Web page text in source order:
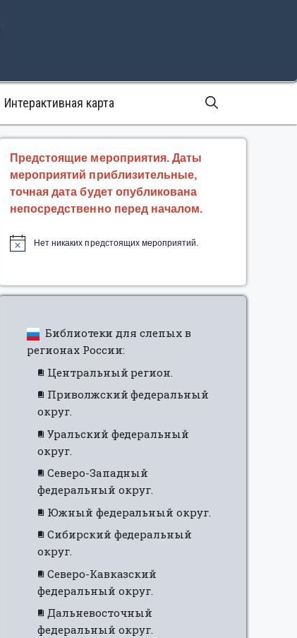
Интерактивная карта
Предстоящие мероприятия. Даты
мероприятий приблизительные,
точная дата будет опубликована
непосредственно перед началом.
Нет никаких предстоящих мероприятий.
Библиотеки для слепых в
регионах России:
Центральный регион.
Приволжский федеральный
округ.
Уральский федеральный
округ.
Северо-Западный
федеральный округ.
Южный федеральный округ.
Сибирский федеральный
округ.
Северо-Кавказский
федеральный округ.
Дальневосточный
федеральный округ.